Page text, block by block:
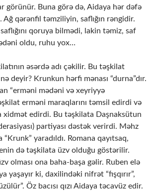
görünür. Buna görə də, Aidaya hər dəfə
qərənfil təmziliyin, saflığın rəngidir.
qoruya bilmədi, lakin təmiz, saf
oldu, ruhu yox…
əsərdə adı çəkilir. Bu təşkilat
deyir? Krunkun hərfi mənası “durna”dır.
“erməni mədəni və xeyriyyə
erməni maraqlarını təmsil edirdi və
xidmət edirdi. Bu təşkilata Daşnaksütun
partiyası dəstək verirdi. Məhz
yaradıldı. Romana qayıtsaq,
də təşkilata üzv olduğu göstərilir.
olması ona baha-başa gəlir. Ruben elə
yaşayır ki, daxilindəki nifrət “fışqırır”,
Öz bacısı qızı Aidaya təcavüz edir.